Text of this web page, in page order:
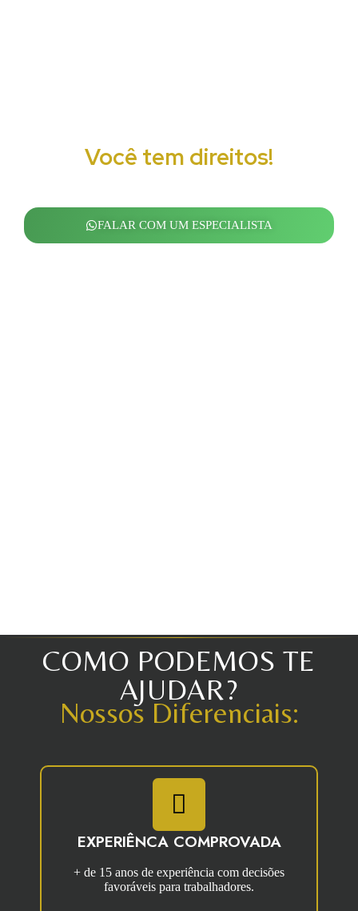
Você tem direitos!
FALAR COM UM ESPECIALISTA
COMO PODEMOS TE
AJUDAR?
Nossos Diferenciais:
EXPERIÊNCA COMPROVADA
+ de 15 anos de experiência com decisões
favoráveis para trabalhadores.